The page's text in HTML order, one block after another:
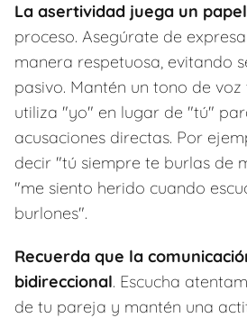
La asertividad juega un
proceso. Asegúrate de
manera respetuosa, evitando
pasivo. Mantén un tono de
utiliza "yo" en lugar de "tú"
acusaciones directas. Por
decir "tú siempre te burlas de
"me siento herido cuando
burlones".
Recuerda que la
bidireccional. Escucha
de tu pareja y mantén una